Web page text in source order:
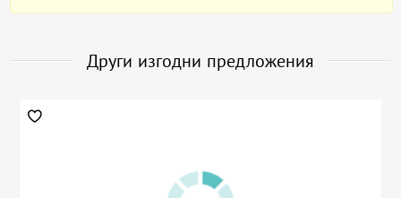
Други изгодни предложения